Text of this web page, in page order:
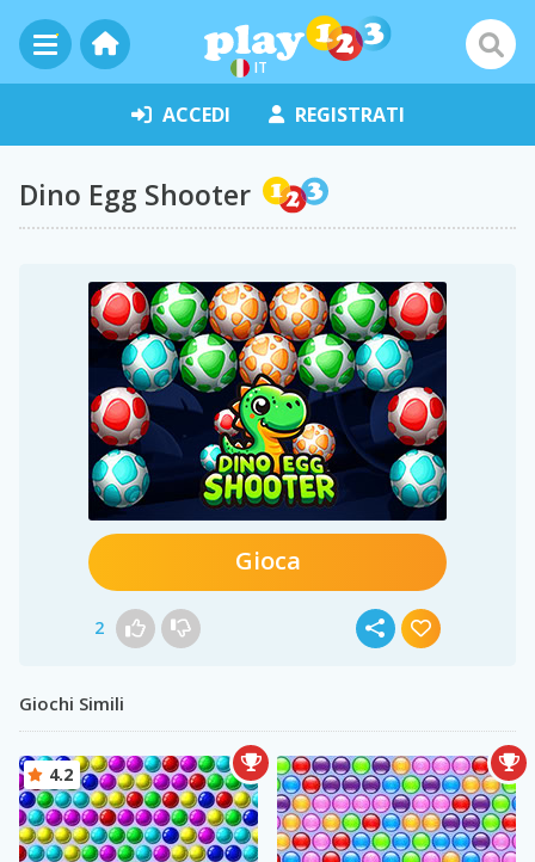
IT
ACCEDI REGISTRATI
Dino Egg Shooter
Gioca
2
Giochi Simili
4.2